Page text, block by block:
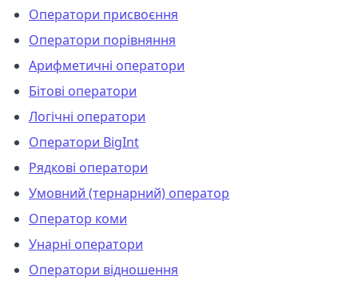
Оператори присвоєння
Оператори порівняння
Арифметичні оператори
Бітові оператори
Логічні оператори
Оператори BigInt
Рядкові оператори
Умовний (тернарний) оператор
Оператор коми
Унарні оператори
Оператори відношення